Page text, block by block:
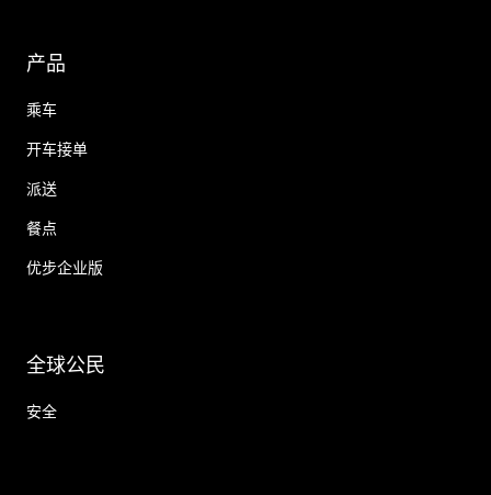
产品
乘车
开车接单
派送
餐点
优步企业版
全球公民
安全